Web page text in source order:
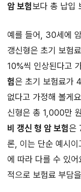
암 보험보다 총 납입
예를 들어, 30세에
갱신형은 초기 보험
10%씩 인상된다고
험은 초기 보험료가
없다고 가정해 볼게
신형은 총 1,000만
비 갱신 형 암 보험은
론, 이는 단순 예시
에 따라 다를 수 있어
적으로 보험료 부담